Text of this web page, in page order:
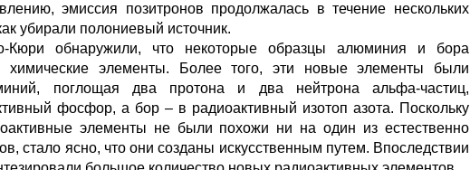
эмиссия позитронов продолжалась в течение нескольких
убирали полониевый источник.
Кюри обнаружили, что некоторые образцы алюминия и бора
химические элементы. Более того, эти новые элементы были
поглощая два протона и два нейтрона альфа-частиц,
фосфор, а бор – в радиоактивный изотоп азота. Поскольку
элементы не были похожи ни на один из естественно
стало ясно, что они созданы искусственным путем. Впоследствии